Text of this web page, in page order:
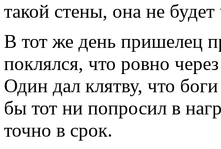
такой стены, она не
В тот же день пришелец
поклялся, что ровно
Один дал клятву, что
бы тот ни попросил в
точно в срок.